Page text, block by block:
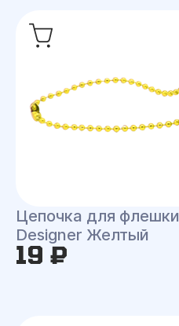
Цепочка для флешки
Designer Желтый
19 ₽